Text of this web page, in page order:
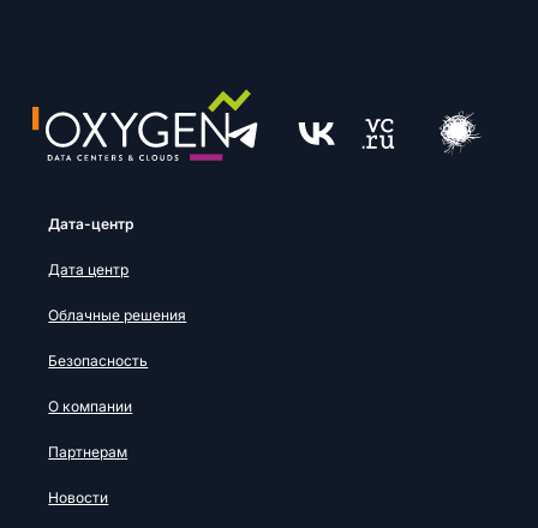
Дата-центр
Дата центр
Облачные решения
Безопасность
О компании
Партнерам
Новости